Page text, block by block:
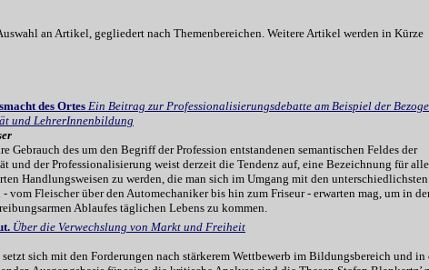
an Artikel, gegliedert nach Themenbereichen. Weitere Artikel werden in Kürze
des Ortes Ein Beitrag zur Professionalisierungsdebatte am Beispiel der
und LehrerInnenbildung
Gebrauch des um den Begriff der Profession entstandenen semantischen Feldes der
und der Professionalisierung weist derzeit die Tendenz auf, eine Bezeichnung für
Handlungsweisen zu werden, die man sich im Umgang mit den unterschiedlichsten
vom Fleischer über den Automechaniker bis hin zum Friseur - erwarten mag, um in
Ablaufes täglichen Lebens zu kommen.
Über die Verwechslung von Markt und Freiheit
sich mit den Forderungen nach stärkerem Wettbewerb im Bildungsbereich und in